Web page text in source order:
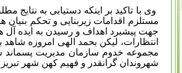
وی با تاکید بر اینکه دستیابی به نتایج
مستلزم اقدامات زیربنایی و تحکم
جهت پیشبرد اهداف و رسیدن به ایده آل
انتظارات، لیکن بحمد الهی امروزه
مجموعه خدوم سازمان مدیریت پسماند
شهروندان گرانقدر و فهیم کهن شهر